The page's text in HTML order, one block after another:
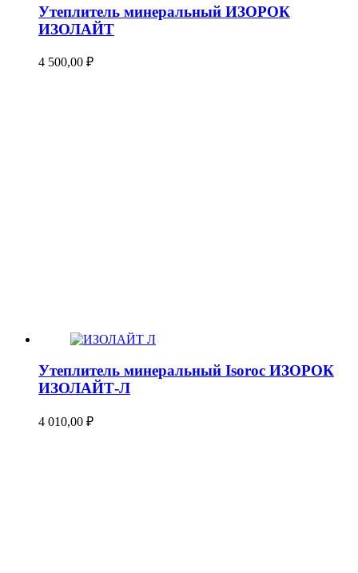
Утеплитель минеральный ИЗОРОК
ИЗОЛАЙТ
4 500,00 ₽
Утеплитель минеральный Isoroc ИЗОРОК
ИЗОЛАЙТ-Л
4 010,00 ₽